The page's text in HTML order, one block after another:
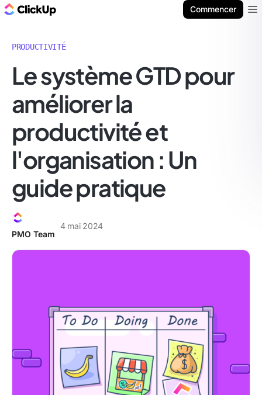
Commencer
PRODUCTIVITÉ
Le système GTD pour
améliorer la
productivité et
l'organisation : Un
guide pratique
PMO Team
4 mai 2024